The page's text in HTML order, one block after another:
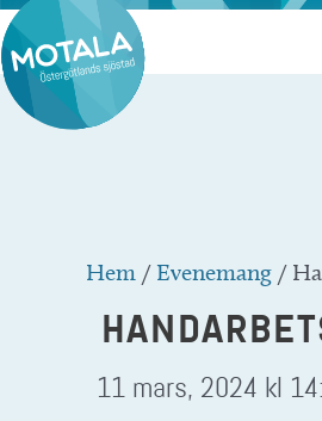
Hoppa
till
innehåll
Hem/Evenemang/
11 mars, 2024 kl